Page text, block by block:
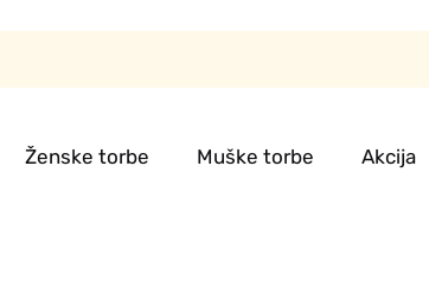
Ženske torbe Muške torbe Akcija